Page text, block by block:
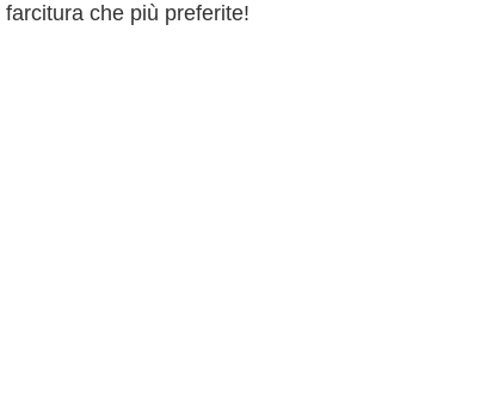
che più preferite!